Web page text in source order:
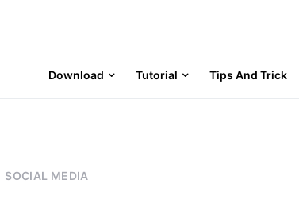
Download Tutorial Tips And Trick
SOCIAL MEDIA